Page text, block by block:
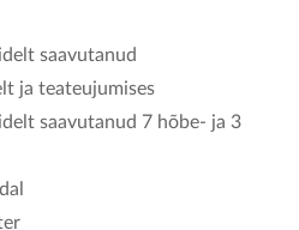
saavutanud
ja teateujumises
saavutanud 7 hõbe- ja 3